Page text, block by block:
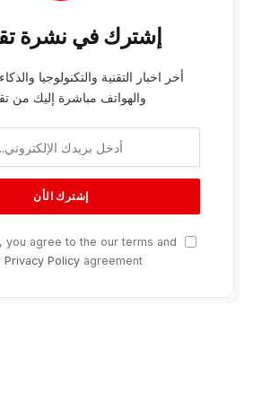
إشترك في نشرة
أخر اخبار التقنية والتكنولوجيا
والهواتف مباشرة إليك من
you agree to the our terms and
Privacy Policyagreement.